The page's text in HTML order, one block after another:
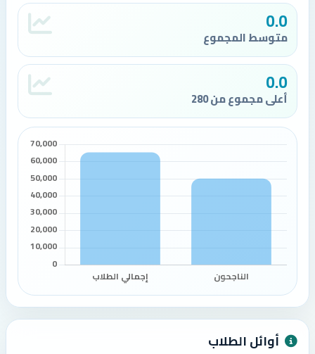
0.0
متوسط المجموع
0.0
أعلى مجموع من 280
أوائل الطلاب